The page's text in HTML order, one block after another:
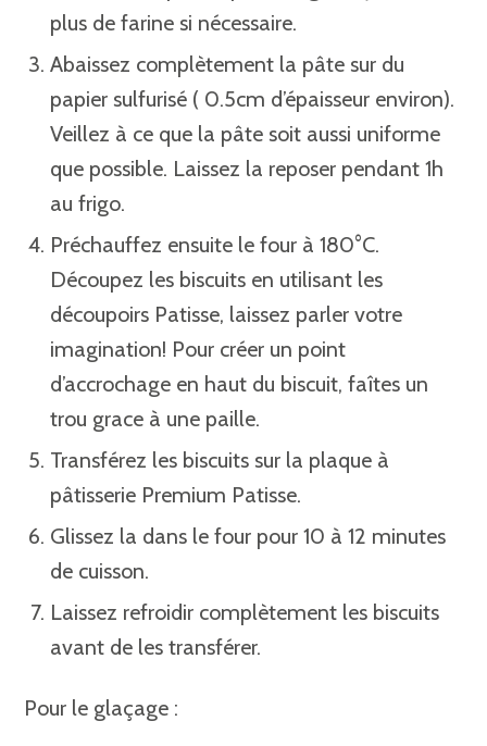
plus de farine si nécessaire. ⁣
Abaissez complètement la pâte sur du
papier sulfurisé ( 0.5cm d’épaisseur environ).
Veillez à ce que la pâte soit aussi uniforme
que possible. Laissez la reposer pendant 1h
au frigo.
Préchauffez ensuite le four à 180°C.
Découpez les biscuits en utilisant les
découpoirs Patisse, laissez parler votre
imagination! Pour créer un point
d’accrochage en haut du biscuit, faîtes un
trou grace à une paille.
Transférez les biscuits sur la plaque à
pâtisserie Premium Patisse.
Glissez la dans le four pour 10 à 12 minutes
de cuisson.
Laissez refroidir complètement les biscuits
avant de les transférer.
Pour le glaçage :⁣